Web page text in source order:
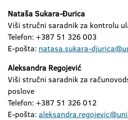
Nataša Sukara-Đurica
Viši stručni saradnik za kontrolu
Telefon: +387 51 326 003
E-pošta: natasa.sukara-
Aleksandra Regojević
Viši stručni saradnik za
poslove
Telefon: +387 51 326 012
E-pošta: